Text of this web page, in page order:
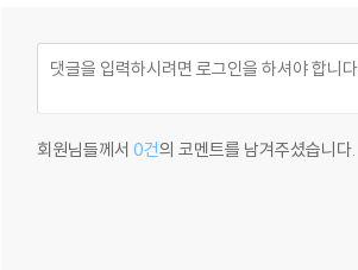
회원님들께서 0건의 코멘트를 남겨주셨습니다.